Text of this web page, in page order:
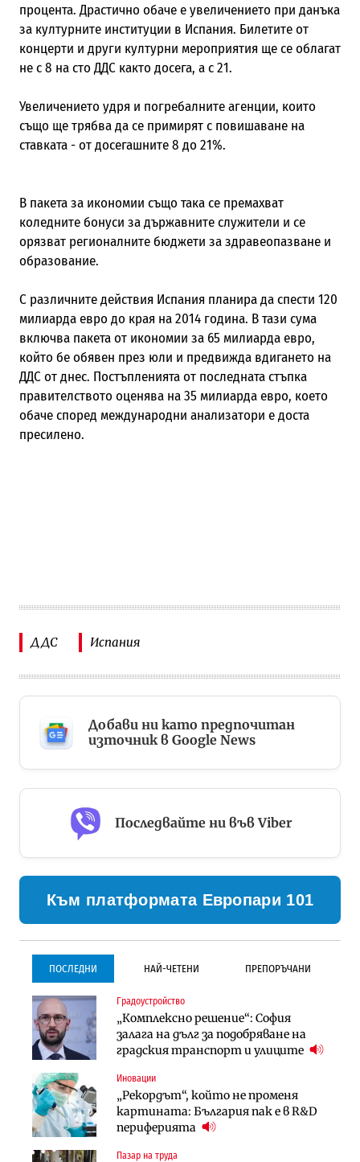
процента. Драстично обаче е увеличението при данъка
за културните институции в Испания. Билетите от
концерти и други културни мероприятия ще се облагат
не с 8 на сто ДДС както досега, а с 21.
Увеличението удря и погребалните агенции, които
също ще трябва да се примирят с повишаване на
ставката - от досегашните 8 до 21%.
В пакета за икономии също така се премахват
коледните бонуси за държавните служители и се
орязват регионалните бюджети за здравеопазване и
образование.
С различните действия Испания планира да спести 120
милиарда евро до края на 2014 година. В тази сума
включва пакета от икономии за 65 милиарда евро,
който бе обявен през юли и предвижда вдигането на
ДДС от днес. Постъпленията от последната стъпка
правителството оценява на 35 милиарда евро, което
обаче според международни анализатори е доста
пресилено.
ДДС Испания
Добави ни като предпочитан
източник в Google News
Последвайте ни във Viber
Към платформата Европари 101
ПОСЛЕДНИ НАЙ-ЧЕТЕНИ ПРЕПОРЪЧАНИ
Градоустройство
„Комплексно решение“: София
залага на дълг за подобряване на
градския транспорт и улиците
Иновации
„Рекордът“, който не променя
картината: България пак е в R&D
периферията
Пазар на труда
Градоустройство
Столична община избра
изпълнител за преместването на
трамвайното трасе по бул.
Инфраструктура
Проектирането на тунела под
Петрохан ще върви паралелно с
Инфраструктура
Проектирането на тунела под
Петрохан ще върви паралелно с
екологичните оценки
Компании
„Хювефарма“ подписа договор за
придобиване на Euroapi Italy
Финанси